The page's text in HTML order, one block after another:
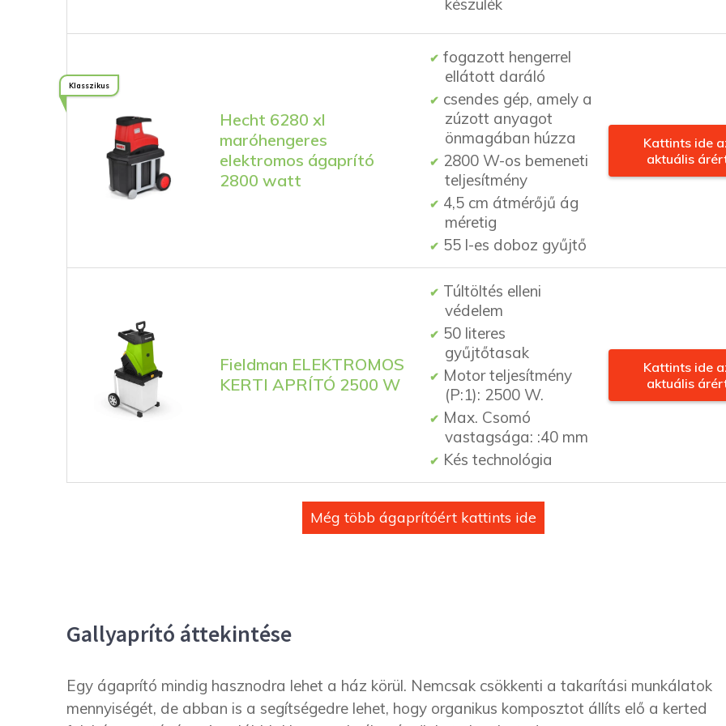
készülék
Klasszikus
Hecht 6280 xl
maróhengeres
elektromos ágaprító
2800 watt
fogazott hengerrel
ellátott daráló
csendes gép, amely a
zúzott anyagot
önmagában húzza
2800 W-os bemeneti
teljesítmény
4,5 cm átmérőjű ág
méretig
55 l-es doboz gyűjtő
Kattints ide
aktuális
Fieldman ELEKTROMOS
KERTI APRÍTÓ 2500 W
Túltöltés elleni
védelem
50 literes
gyűjtőtasak
Motor teljesítmény
(P:1): 2500 W.
Max. Csomó
vastagsága: :40 mm
Kés technológia
Kattints ide
aktuális
Még több ágaprítóért kattints ide
Gallyaprító áttekintése
Egy ágaprító mindig hasznodra lehet a ház körül. Nemcsak csökkenti a takarítási munkálatok
mennyiségét, de abban is a segítségedre lehet, hogy organikus komposztot állíts elő a kerted